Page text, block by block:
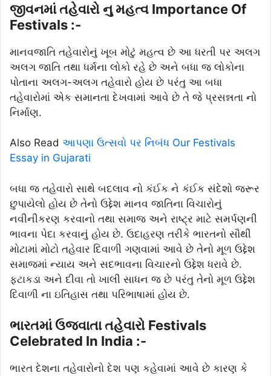
જીવનમાં તહેવારો નુ મહત્વ Importance Of
Festivals :-
માનવજાતિ તહેવારોનું ખૂબ મોટું મહત્વ છે આ ધરતી પર અલગ
અલગ જાતિ તથા ધર્મના લોકો રહે છે અને બધા જ લોકોના
પોતાના અલગ-અલગ તહેવારો હોય છે પરંતુ આ બધા
તહેવારોમાં એક સમાનતા દેખવામાં આવે છે તે જે પ્રસન્નતા નો
નિર્માણ.
Also Read આપણા ઉત્સવો પર નિબંધ Our Festivals
Essay in Gujarati
બધા જ તહેવારો સાથે બદલાવ નો કંઈક ને કંઈક સંદેશો જરૂર
છુપાયેલો હોય છે તેનો ઉદ્દેશ માનવ જાતિના વિચારોનું
નવીનીકરણ કરવાનો તથા સમાજ અને રાષ્ટ્ર માટે સમર્પણની
ભાવના પેદા કરવાનું હોય છે. ઉદાહરણ તરીકે ભારતનો સૌથી
મોટામાં મોટો તહેવાર દિવાળી ગણવામાં આવે છે તેનો મૂળ ઉદ્દેશ
સમાજમાં ન્યાય અને સદભાવના વિચારનો ઉદ્દેશ ધરાવે છે.
ફટાકડા અને દીવા તો ખાલી સાધન જ છે પરંતુ તેનો મૂળ ઉદ્દેશ
દિવાળી ના ઇતિહાસ તથા પરિભાષામાં હોય છે.
ભારતમાં ઉજવાતા તહેવારો Festivals
Celebrated In India :-
ભારત દેશના તહેવારોનો દેશ પણ કહેવામાં આવે છે કારણ કે